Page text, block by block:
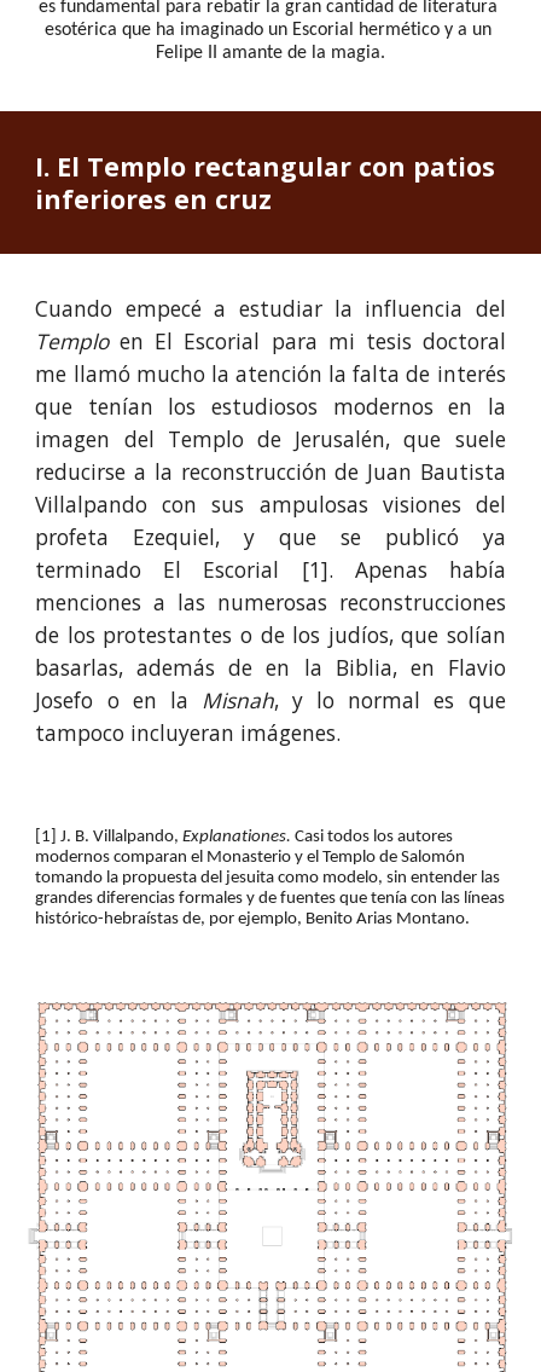
es fundamental para rebatir la gran cantidad de literatura
esotérica que ha imaginado un Escorial hermético y a un
Felipe II amante de la magia.
I. El Templo rectangular con patios
inferiores en cruz
Cuando empecé a estudiar la influencia del
Temploen El Escorial para mi tesis doctoral
me llamó mucho la atención la falta de interés
que tenían los estudiosos modernos en la
imagen del Templo de Jerusalén, que suele
reducirse a la reconstrucción de Juan Bautista
Villalpando con sus ampulosas visiones del
profeta Ezequiel, y que se publicó ya
terminado El Escorial [1]. Apenas había
menciones a las numerosas reconstrucciones
de los protestantes o de los judíos, que solían
basarlas, además de en la Biblia, en Flavio
Josefo o en la Misnah, y lo normal es que
tampoco incluyeran imágenes.
[1] J. B. Villalpando, Explanationes. Casi todos los autores
modernos comparan el Monasterio y el Templo de Salomón
tomando la propuesta del jesuita como modelo, sin entender las
grandes diferencias formales y de fuentes que tenía con las líneas
histórico-hebraístas de, por ejemplo, Benito Arias Montano.